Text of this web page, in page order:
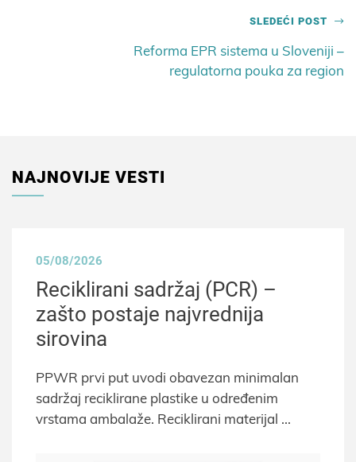
SLEDEĆI POST
Reforma EPR sistema u Sloveniji –
regulatorna pouka za region
NAJNOVIJE VESTI
05/08/2026
Reciklirani sadržaj (PCR) –
zašto postaje najvrednija
sirovina
PPWR prvi put uvodi obavezan minimalan
sadržaj reciklirane plastike u određenim
vrstama ambalaže. Reciklirani materijal